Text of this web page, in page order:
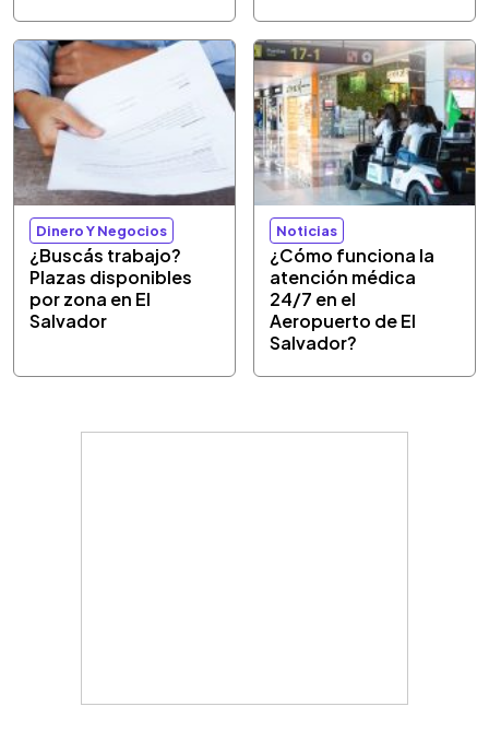
Dinero Y Negocios
¿Buscás trabajo?
Plazas disponibles
por zona en El
Salvador
Noticias
¿Cómo funciona la
atención médica
24/7 en el
Aeropuerto de El
Salvador?